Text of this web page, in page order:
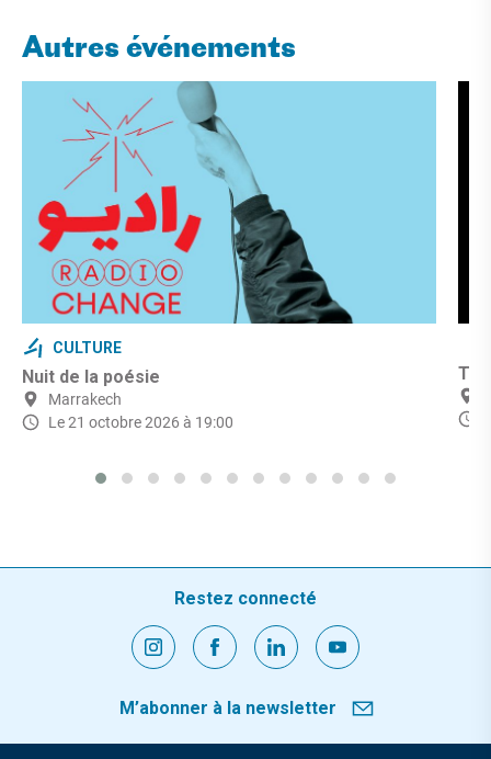
Autres événements
CULTURE
Nuit de la poésie
Marrakech
Le 21 octobre 2026 à 19:00
Restez connecté
M’abonner à la newsletter